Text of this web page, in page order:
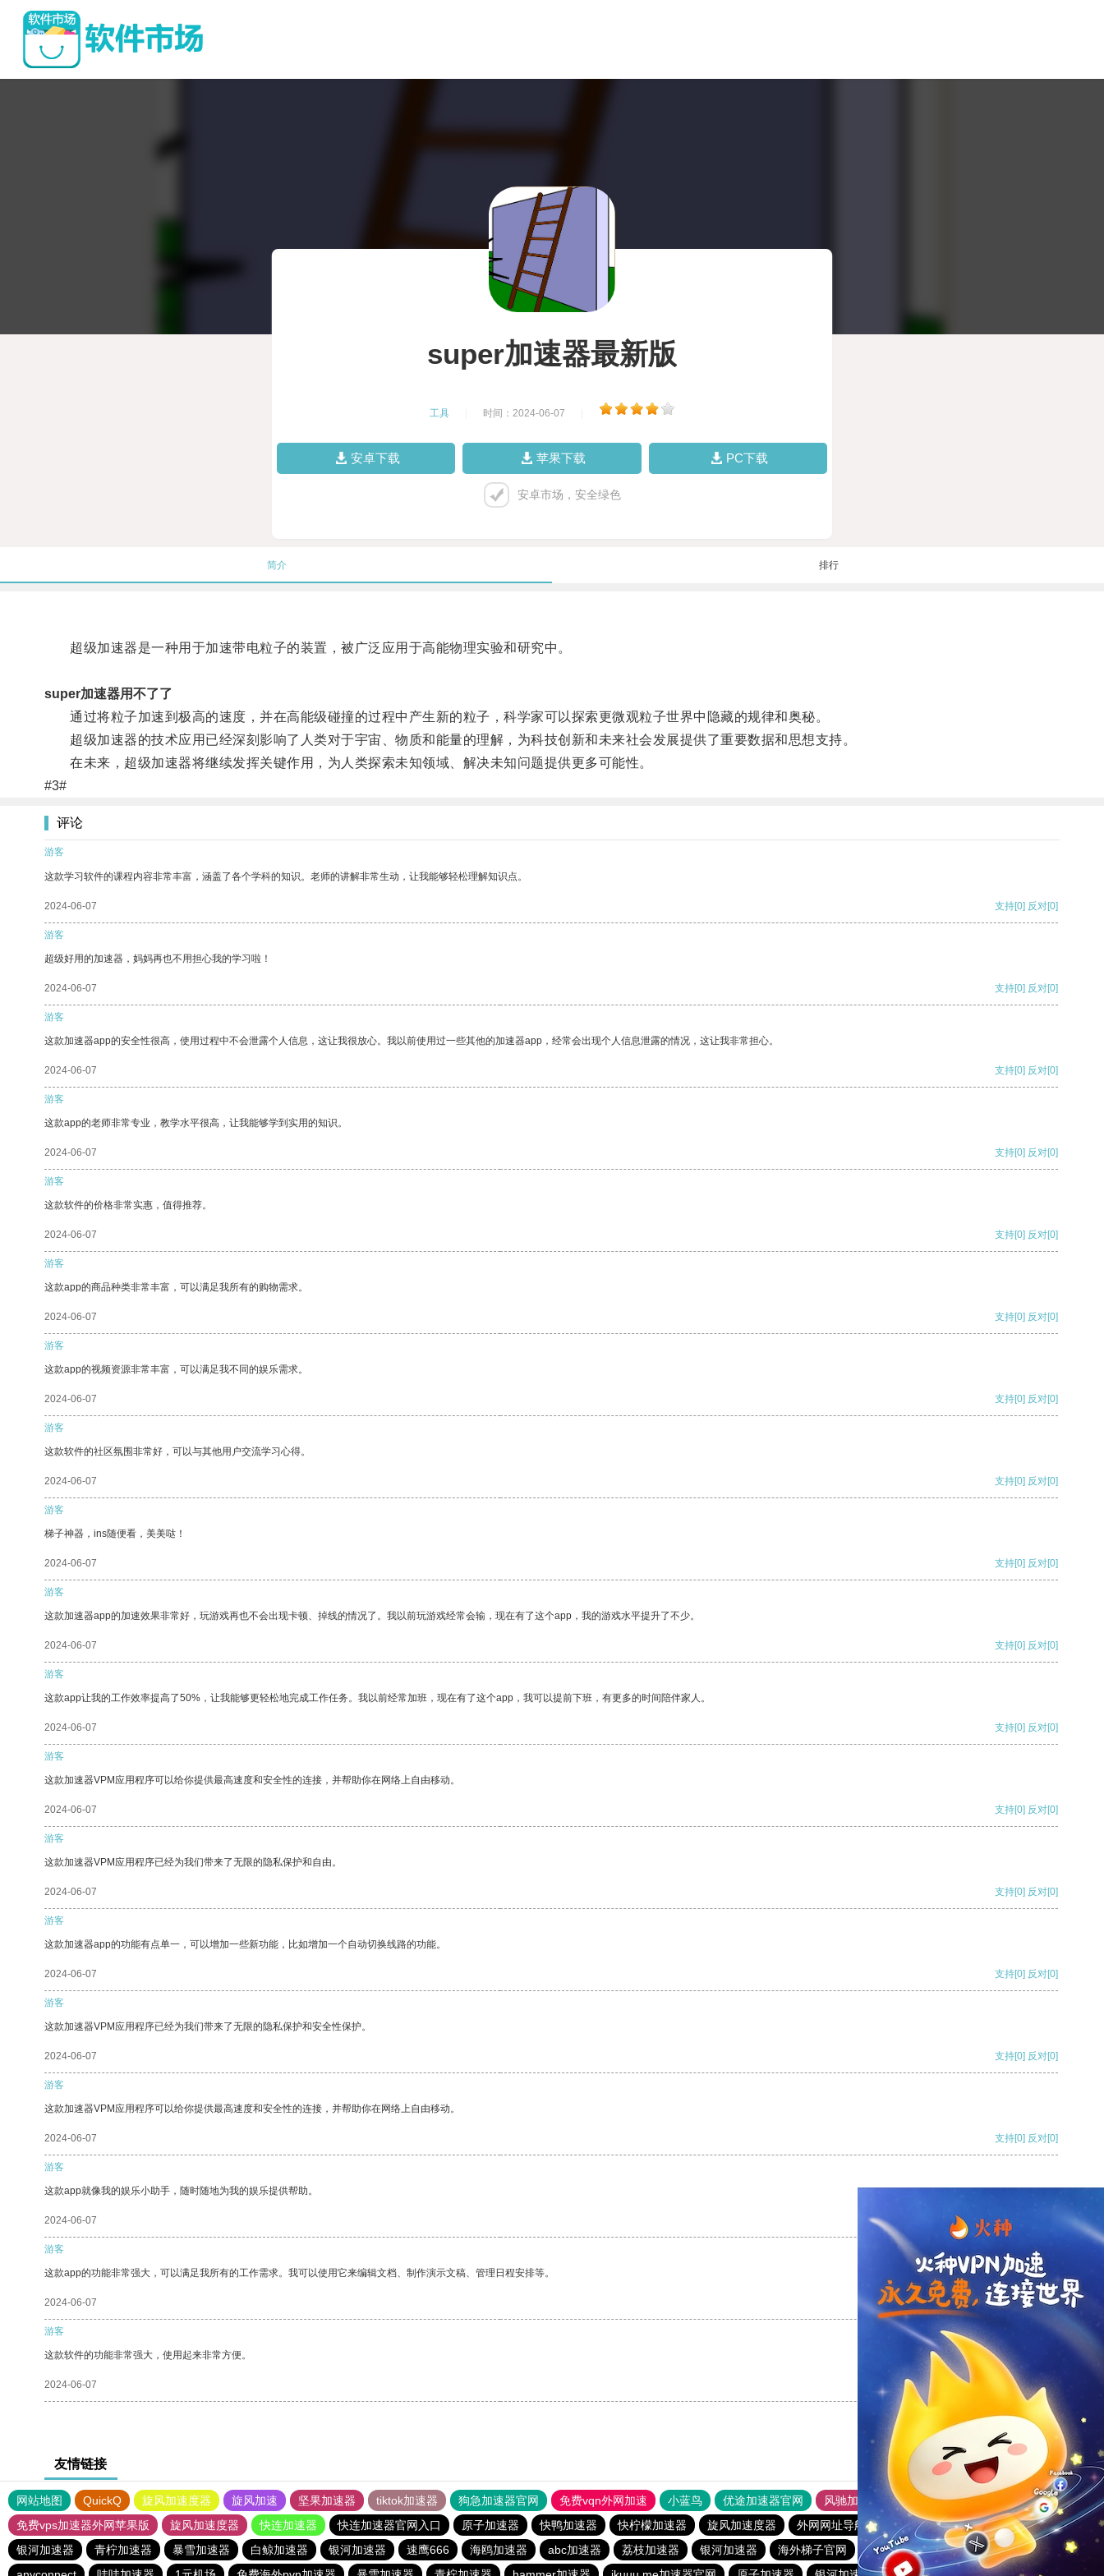
super加速器最新版
工具 时间：2024-06-07
安卓下载 苹果下载 PC下载
安卓市场，安全绿色
简介 排行
超级加速器是一种用于加速带电粒子的装置，被广泛应用于高能物理实验和研究中。
super加速器用不了了
通过将粒子加速到极高的速度，并在高能级碰撞的过程中产生新的粒子，科学家可以探索更微观粒子世界中隐藏的规律和奥秘。
超级加速器的技术应用已经深刻影响了人类对于宇宙、物质和能量的理解，为科技创新和未来社会发展提供了重要数据和思想支持。
在未来，超级加速器将继续发挥关键作用，为人类探索未知领域、解决未知问题提供更多可能性。
#3#
评论
游客
这款学习软件的课程内容非常丰富，涵盖了各个学科的知识。老师的讲解非常生动，让我能够轻松理解知识点。
2024-06-07 支持[0] 反对[0]
游客
超级好用的加速器，妈妈再也不用担心我的学习啦！
2024-06-07 支持[0] 反对[0]
游客
这款加速器app的安全性很高，使用过程中不会泄露个人信息，这让我很放心。我以前使用过一些其他的加速器app，经常会出现个人信息泄露的情况，这让我非常担心。
2024-06-07 支持[0] 反对[0]
游客
这款app的老师非常专业，教学水平很高，让我能够学到实用的知识。
2024-06-07 支持[0] 反对[0]
游客
这款软件的价格非常实惠，值得推荐。
2024-06-07 支持[0] 反对[0]
游客
这款app的商品种类非常丰富，可以满足我所有的购物需求。
2024-06-07 支持[0] 反对[0]
游客
这款app的视频资源非常丰富，可以满足我不同的娱乐需求。
2024-06-07 支持[0] 反对[0]
游客
这款软件的社区氛围非常好，可以与其他用户交流学习心得。
2024-06-07 支持[0] 反对[0]
游客
梯子神器，ins随便看，美美哒！
2024-06-07 支持[0] 反对[0]
游客
这款加速器app的加速效果非常好，玩游戏再也不会出现卡顿、掉线的情况了。我以前玩游戏经常会输，现在有了这个app，我的游戏水平提升了不少。
2024-06-07 支持[0] 反对[0]
游客
这款app让我的工作效率提高了50%，让我能够更轻松地完成工作任务。我以前经常加班，现在有了这个app，我可以提前下班，有更多的时间陪伴家人。
2024-06-07 支持[0] 反对[0]
游客
这款加速器VPM应用程序可以给你提供最高速度和安全性的连接，并帮助你在网络上自由移动。
2024-06-07 支持[0] 反对[0]
游客
这款加速器VPM应用程序已经为我们带来了无限的隐私保护和自由。
2024-06-07 支持[0] 反对[0]
游客
这款加速器app的功能有点单一，可以增加一些新功能，比如增加一个自动切换线路的功能。
2024-06-07 支持[0] 反对[0]
游客
这款加速器VPM应用程序已经为我们带来了无限的隐私保护和安全性保护。
2024-06-07 支持[0] 反对[0]
游客
这款加速器VPM应用程序可以给你提供最高速度和安全性的连接，并帮助你在网络上自由移动。
2024-06-07 支持[0] 反对[0]
游客
这款app就像我的娱乐小助手，随时随地为我的娱乐提供帮助。
2024-06-07 支持
游客
这款app的功能非常强大，可以满足我所有的工作需求。我可以使用它来编辑文档、制作演示文稿、管理日程安排等。
2024-06-07 支持[0] 反对[0]
游客
这款软件的功能非常强大，使用起来非常方便。
2024-06-07 支持[0] 反对[0]
友情链接
网站地图 QuickQ 旋风加速度器 旋风加速 坚果加速器 tiktok加速器 狗急加速器官网 免费vqn外网加速 小蓝鸟 优途加速器官网 风驰加速器
旋风加速器
免费vps加速器外网苹果版
旋风加速度器 快连加速器 快连加速器官网入口 原子加速器 快鸭加速器 快柠檬加速器 旋风加速度器 外网网址导航 软件中心
蜜蜂加速器
银河加速器
青柠加速器 暴雪加速器 白鲸加速器 银河加速器 速鹰666 海鸥加速器 abc加速器 荔枝加速器 银河加速器 海外梯子官网 暴雪加速器
vp(永久免费)加速器